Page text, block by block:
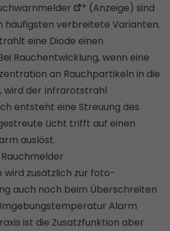
* (Anzeige) sind
häufigsten verbreitete Varianten.
eine Diode einen
Rauchentwicklung, wenn eine
an Rauchpartikeln in die
wird der Infrarotstrahl
entsteht eine Streuung des
Licht trifft auf einen
auslöst.
wird zusätzlich zur foto-
auch noch beim Überschreiten
Alarm
ist die Zusatzfunktion aber